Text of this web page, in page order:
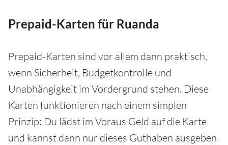
Prepaid-Karten für Ruanda
Prepaid-Karten sind vor allem dann praktisch,
wenn Sicherheit, Budgetkontrolle und
Unabhängigkeit im Vordergrund stehen. Diese
Karten funktionieren nach einem simplen
Prinzip: Du lädst im Voraus Geld auf die Karte
und kannst dann nur dieses Guthaben ausgeben